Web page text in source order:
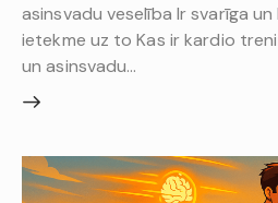
asinsvadu veselība Ir svarīga
ietekme uz to Kas ir kardio
un asinsvadu…